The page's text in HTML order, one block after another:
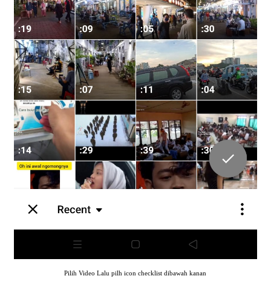
Pilih Video Lalu pilh icon checklist dibawah kanan